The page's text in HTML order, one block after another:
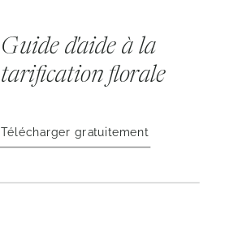
Télécharger gratuitement
Guide d'aide à la
tarification florale